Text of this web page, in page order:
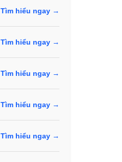
Tìm hiểu ngay →
Tìm hiểu ngay →
Tìm hiểu ngay →
Tìm hiểu ngay →
Tìm hiểu ngay →